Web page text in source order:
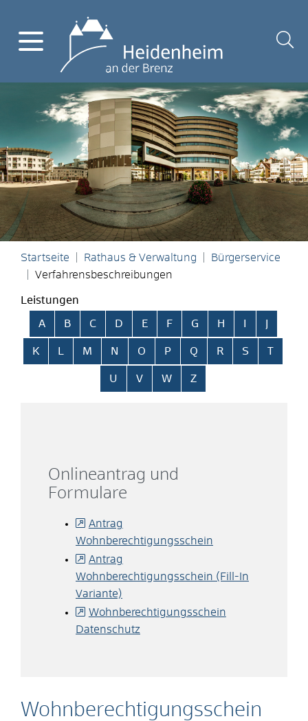
Startseite Rathaus & Verwaltung
Bürgerservice
Verfahrensbeschreibungen
Leistungen
Alphabetisches Register überspringen
A B C D E F G H
K L M N O P Q R S T
U V W Z
Wohnberechtigungsschein
Onlineantrag und
Formulare
Antrag
Wohnberechtigungsschein
Antrag
Wohnberechtigungsschein (Fill-In
Variante)
Wohnberechtigungsschein
Datenschutz